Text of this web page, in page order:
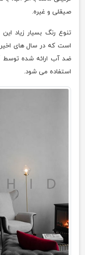
صیقلی و غیره.
تنوع رنگ بسیار زیاد
است که در سال های
ضد آب ارائه شده توسط
استفاده می شود.